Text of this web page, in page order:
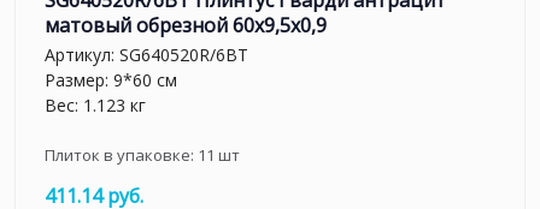
матовый обрезной 60x9,5x0,9
Артикул: SG640520R/6BT
Размер: 9*60 см
Вес: 1.123 кг
Плиток в упаковке: 11 шт
411.14 руб.